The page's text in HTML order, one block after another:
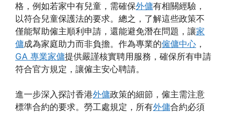
格，例如若家中有兒童，需確保外傭有相關經驗，
以符合兒童保護法的要求。總之，了解這些政策不
僅能幫助僱主順利申請，還能避免潛在問題，讓家
傭成為家庭助力而非負擔。作為專業的僱傭中心 ，
GA 專業家傭提供嚴謹核實聘用服務，確保所有申請
符合官方規定，讓僱主安心聘請。
進一步深入探討香港外傭政策的細節，僱主需注意
標準合約的要求。勞工處規定，所有外傭合約必須